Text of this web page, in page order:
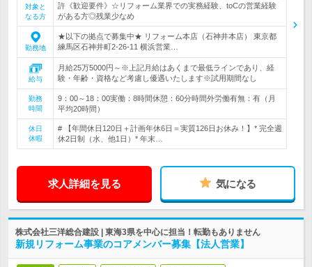
対象と
なる方
許《歓迎要件》☆リフォーム業界での実務経験、toCの営業経験
がある方◎残業少なめ
勤務地
★以下の拠点で募集中★ リフォーム本店（石神井本店） 東京都
練馬区石神井町2-26-11 横浜営業…
給与
月給25万5000円～※上記月給はあくまで最低ラインであり、経
験・年齢・資格など考慮し優遇いたします※試用期間なし
勤務
時間
9：00～18：00実働：8時間休憩：60分時間外労働有無：有（月
平均20時間）
休日
休暇
# 【年間休日120日＋計画年休6日＝実質126日お休み！】* 完全週
休2日制（水、他1日）* 年末…
求人詳細を見る 気になる
株式会社三洋総合建設 | 東海3県を中心に担当！転勤もありません
新規リフォーム事業のコアメンバー募集【法人営業】